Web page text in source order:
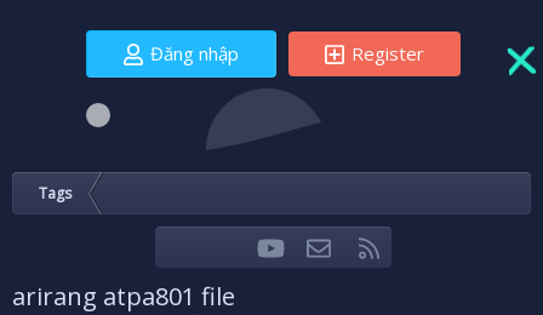
Đăng nhập Register
Tags
FacebookTwitteryoutubeLiên hệ
arirang atpa801 file